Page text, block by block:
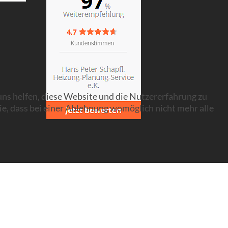
helfen, diese Website und die Nutzererfahrung zu
dass bei einer Ablehnung womöglich nicht mehr alle